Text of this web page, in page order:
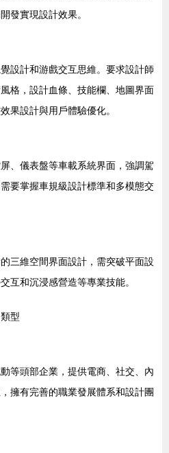
發實現設計效果。
設計和游戲交互思維。要求設計師
格，設計血條、技能欄、地圖界面
果設計與用戶體驗優化。
、儀表盤等車載系統界面，強調駕
要掌握車規級設計標準和多模態交
三維空間界面設計，需突破平面設
互和沉浸感營造等專業技能。
型
等頭部企業，提供電商、社交、內
擁有完善的職業發展體系和設計團